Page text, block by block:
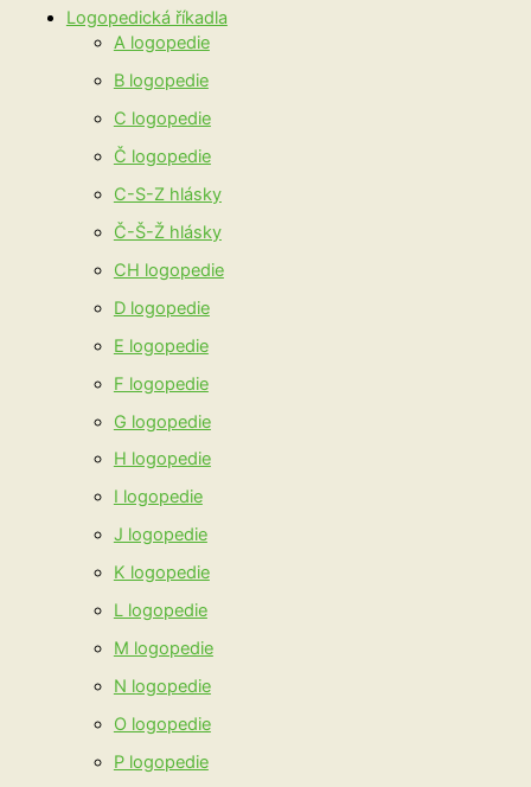
Logopedická říkadla
A logopedie
B logopedie
C logopedie
Č logopedie
C-S-Z hlásky
Č-Š-Ž hlásky
CH logopedie
D logopedie
E logopedie
F logopedie
G logopedie
H logopedie
I logopedie
J logopedie
K logopedie
L logopedie
M logopedie
N logopedie
O logopedie
P logopedie